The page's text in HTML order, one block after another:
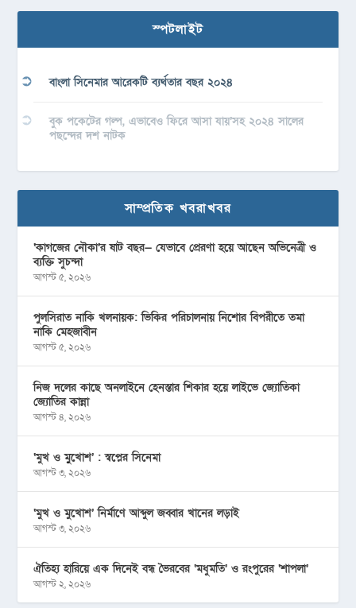
স্পটলাইট
বাংলা সিনেমার আরেকটি ব্যর্থতার বছর ২০২৪
বুক পকেটের গল্প, এভাবেও ফিরে আসা যায়’সহ ২০২৪ সালের
পছন্দের দশ নাটক
সাম্প্রতিক খবরাখবর
‘কাগজের নৌকা’র ষাট বছর— যেভাবে প্রেরণা হয়ে আছেন অভিনেত্রী ও
ব্যক্তি সুচন্দা
আগস্ট ৫, ২০২৬
পুলসিরাত নাকি খলনায়ক: ভিকির পরিচালনায় নিশোর বিপরীতে তমা
নাকি মেহজাবীন
আগস্ট ৫, ২০২৬
নিজ দলের কাছে অনলাইনে হেনস্তার শিকার হয়ে লাইভে জ্যোতিকা
জ্যোতির কান্না
আগস্ট ৪, ২০২৬
‘মুখ ও মু্খোশ’ : স্বপ্নের সিনেমা
আগস্ট ৩, ২০২৬
‘মুখ ও মুখোশ’ নির্মাণে আব্দুল জব্বার খানের লড়াই
আগস্ট ৩, ২০২৬
ঐতিহ্য হারিয়ে এক দিনেই বন্ধ ভৈরবের ‘মধুমতি’ ও রংপুরের ‘শাপলা’
আগস্ট ২, ২০২৬